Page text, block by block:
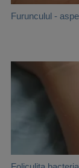
Furunculul -